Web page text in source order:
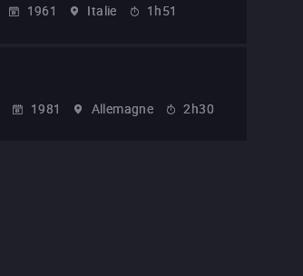
1961 Italie 1h51
1981 Allemagne 2h30